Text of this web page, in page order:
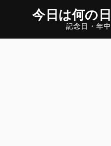
今日は何の日
記念日・年